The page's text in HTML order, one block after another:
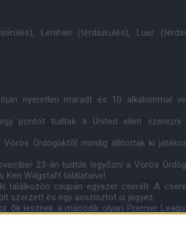
Lenihan (térdsérülés), Luer
nyeretlen maradt és 10 alkalommal
pontot tudtak a United ellen szerezni
Ördögöktõl mindig állítottak ki
23-án tudták legyõzni a Vörös
Ken Wagstaff találataivel.
találkozón csupán egyszer cserélt. A
szerzett és egy asszisztot is jegyez.
õk lesznek a második olyan Premier
nyerni. Ugyanerre eddig csak a Bolton